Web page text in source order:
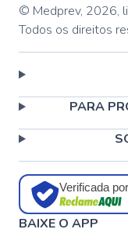
© Medprev, 2026,
Todos os direitos
PARA
Verificada por
BAIXE O APP